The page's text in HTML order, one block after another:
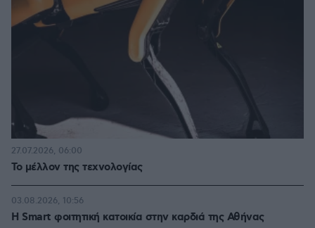
Το μέλλον της τεχνολογίας
27.07.2026, 06:00
Η Smart φοιτητική κατοικία στην καρδιά της Αθήνας
03.08.2026, 10:56